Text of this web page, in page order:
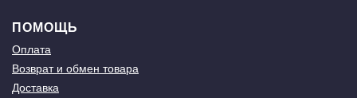
ПОМОЩЬ
Оплата
Возврат и обмен товара
Доставка